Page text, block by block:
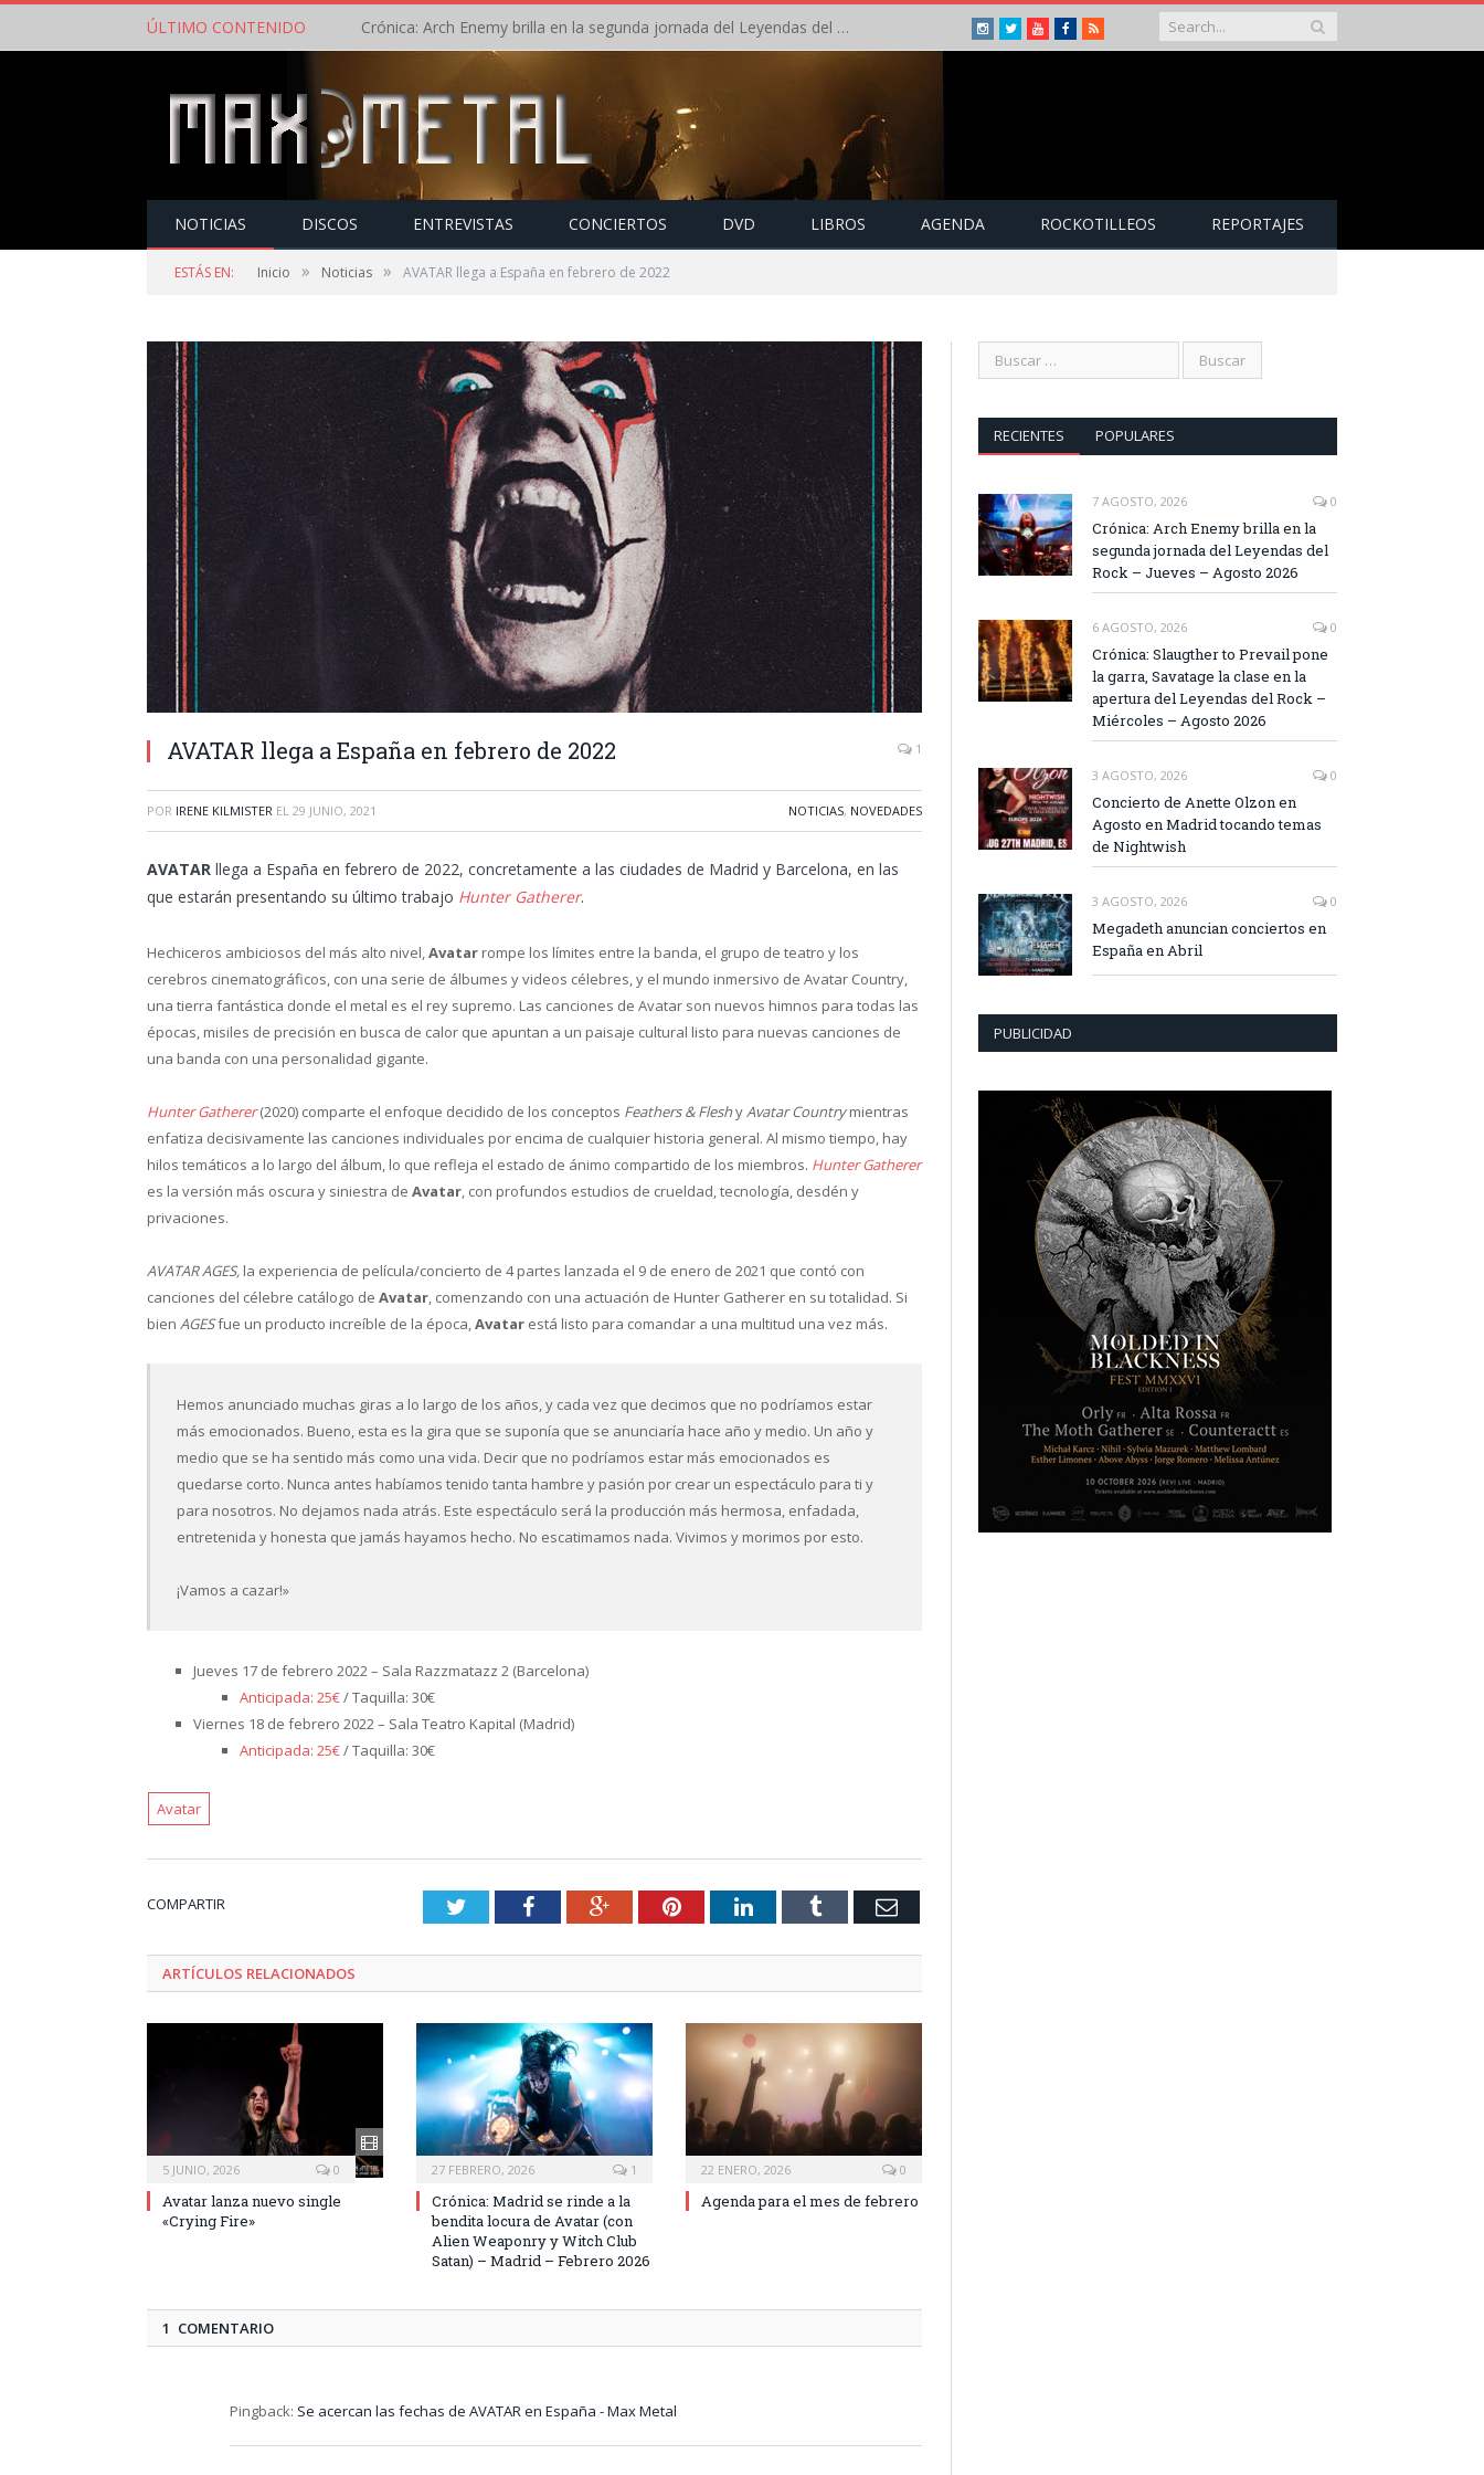
ÚLTIMO CONTENIDO Crónica: Arch Enemy brilla en la segunda jornada del Leyendas del Rock – Jueves – Agosto 2026 Instagram
TwitterYoutubeFacebook
RSS
NOTICIAS DISCOS ENTREVISTAS CONCIERTOS DVD LIBROS AGENDA ROCKOTILLEOS REPORTAJES
ESTÁS EN: Inicio » Noticias » AVATAR llega a España en febrero de 2022
AVATAR llega a España en febrero de 2022 1
POR IRENE KILMISTER EL 29 JUNIO, 2021 NOTICIAS, NOVEDADES
AVATAR llega a España en febrero de 2022, concretamente a las ciudades de Madrid y Barcelona, en las
que estarán presentando su último trabajo Hunter Gatherer.
Hechiceros ambiciosos del más alto nivel,Avatar rompe los límites entre la banda, el grupo de teatro y los
cerebros cinematográficos, con una serie de álbumes y videos célebres, y el mundo inmersivo de Avatar Country,
una tierra fantástica donde el metal es el rey supremo. Las canciones de Avatar son nuevos himnos para todas las
épocas, misiles de precisión en busca de calor que apuntan a un paisaje cultural listo para nuevas canciones de
una banda con una personalidad gigante.
Hunter Gatherer(2020) comparte el enfoque decidido de los conceptos Feathers & FleshyAvatar Countrymientras
enfatiza decisivamente las canciones individuales por encima de cualquier historia general. Al mismo tiempo, hay
hilos temáticos a lo largo del álbum, lo que refleja el estado de ánimo compartido de los miembros. Hunter Gatherer
es la versión más oscura y siniestra de Avatar, con profundos estudios de crueldad, tecnología, desdén y
privaciones.
AVATAR AGES, la experiencia de película/concierto de 4 partes lanzada el 9 de enero de 2021 que contó con
canciones del célebre catálogo de Avatar, comenzando con una actuación de Hunter Gatherer en su totalidad. Si
bien AGESfue un producto increíble de la época,Avatar está listo para comandar a una multitud una vez más.
Hemos anunciado muchas giras a lo largo de los años, y cada vez que decimos que no podríamos estar
más emocionados. Bueno, esta es la gira que se suponía que se anunciaría hace año y medio. Un año y
medio que se ha sentido más como una vida. Decir que no podríamos estar más emocionados es
quedarse corto. Nunca antes habíamos tenido tanta hambre y pasión por crear un espectáculo para ti y
para nosotros. No dejamos nada atrás. Este espectáculo será la producción más hermosa, enfadada,
entretenida y honesta que jamás hayamos hecho. No escatimamos nada. Vivimos y morimos por esto.
¡Vamos a cazar!»
Jueves 17 de febrero 2022 – Sala Razzmatazz 2 (Barcelona)
Anticipada: 25€/ Taquilla: 30€
Viernes 18 de febrero 2022 – Sala Teatro Kapital (Madrid)
Anticipada: 25€/ Taquilla: 30€
Avatar
COMPARTIR TwitterFacebookGoogle+PinterestLinkedInTumblr Email
ARTÍCULOS RELACIONADOS
5 JUNIO, 2026 0
Avatar lanza nuevo single
«Crying Fire»
27 FEBRERO, 2026 1
Crónica: Madrid se rinde a la
bendita locura de Avatar (con
Alien Weaponry y Witch Club
Satan) – Madrid – Febrero 2026
22 ENERO, 2026 0
Agenda para el mes de febrero
1 COMENTARIO
Pingback: Se acercan las fechas de AVATAR en España - Max Metal
RECIENTES POPULARES
7 AGOSTO, 2026 0
Crónica: Arch Enemy brilla en la
segunda jornada del Leyendas del
Rock – Jueves – Agosto 2026
6 AGOSTO, 2026 0
Crónica: Slaugther to Prevail pone
la garra, Savatage la clase en la
apertura del Leyendas del Rock –
Miércoles – Agosto 2026
3 AGOSTO, 2026 0
Concierto de Anette Olzon en
Agosto en Madrid tocando temas
de Nightwish
3 AGOSTO, 2026 0
Megadeth anuncian conciertos en
España en Abril
PUBLICIDAD